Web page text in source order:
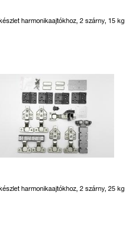
harmonikaajtókhoz, 2 szárny, 15 kg
harmonikaajtókhoz, 2 szárny, 25 kg